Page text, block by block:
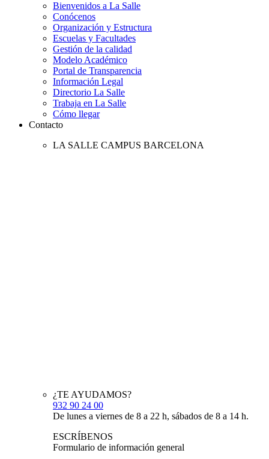
Bienvenidos a La Salle
Conócenos
Organización y Estructura
Escuelas y Facultades
Gestión de la calidad
Modelo Académico
Portal de Transparencia
Información Legal
Directorio La Salle
Trabaja en La Salle
Cómo llegar
Contacto
LA SALLE CAMPUS BARCELONA
¿TE AYUDAMOS?
932 90 24 00
De lunes a viernes de 8 a 22 h, sábados de 8 a 14 h.
ESCRÍBENOS
Formulario de información general